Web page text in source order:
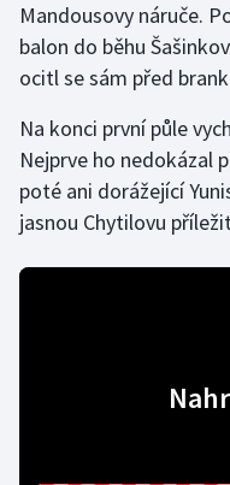
Jezdectví
Judo
Krasobruslení
Lezení
Lyže a snowboard
Mandousovy náruče.
balon do běhu
ocitl se sám před
Na konci první půle
Nejprve ho nedokázal
poté ani dorážející
jasnou Chytilovu